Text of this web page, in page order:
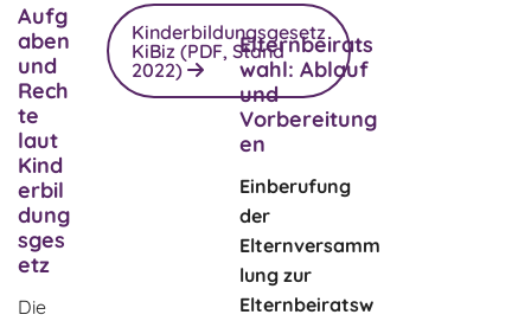
Aufg
aben
und
Rech
te
laut
Kind
erbil
dung
sges
etz
Die
Kinderbildungsgesetz
KiBiz (PDF, Stand
2022)
Elternbeirats
wahl: Ablauf
und
Vorbereitung
en
Einberufung
der
Elternversamm
lung zur
Elternbeiratsw